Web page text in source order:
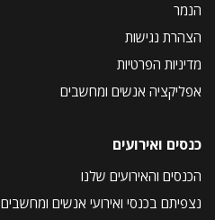
הנמר
הצהרת נגישות
מדיניות הפרטיות
אפליקציה אנשים ומחשבים
כנסים ואירועים
הכנסים והאירועים שלנו
נצפיתם בכנסי ואירועי אנשים ומחשבים